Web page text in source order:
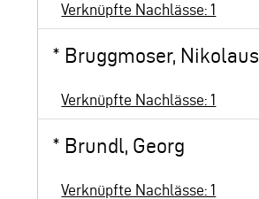
Verknüpfte Nachlässe: 1
* Bruggmoser, Nikolaus
Verknüpfte Nachlässe: 1
* Brundl, Georg
Verknüpfte Nachlässe: 1